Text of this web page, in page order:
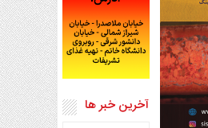
آخرین خبر ها